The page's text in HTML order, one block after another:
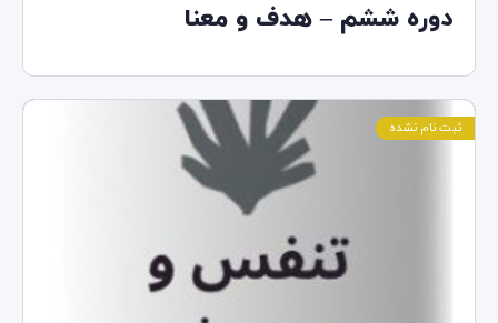
دوره ششم – هدف و معنا
ثبت نام نشده